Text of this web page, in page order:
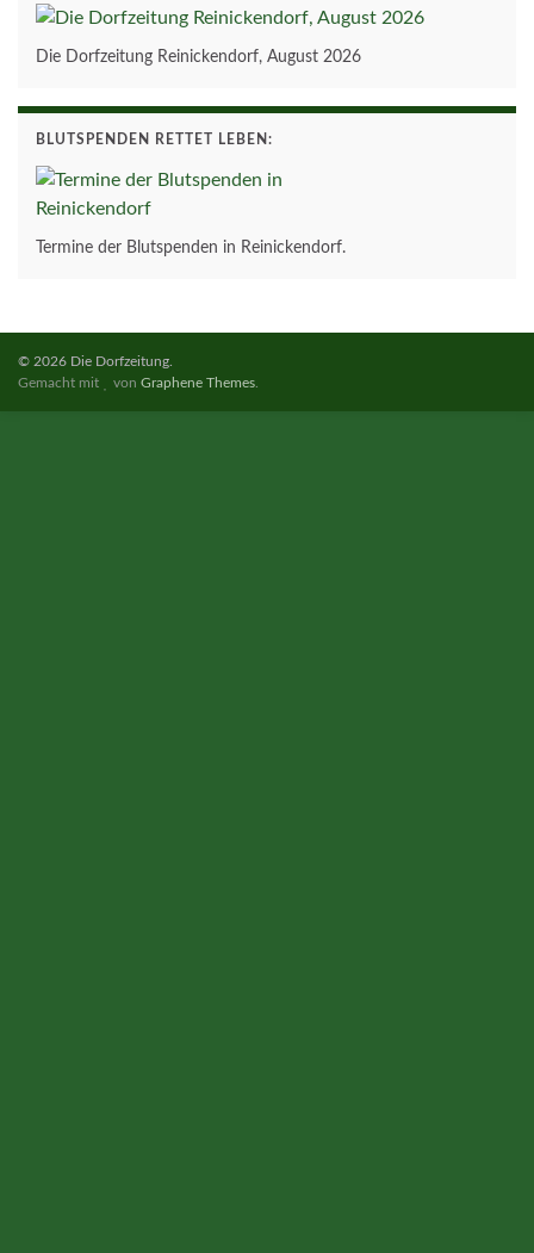
Die Dorfzeitung Reinickendorf, August 2026
BLUTSPENDEN RETTET LEBEN:
Termine der Blutspenden in Reinickendorf.
© 2026 Die Dorfzeitung.
Gemacht mit
vonGraphene Themes